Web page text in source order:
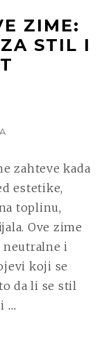
ZIME:
STIL I
OVE
ZIME:
KLJUČNI
ZA
STIL
I
zahteve kada
estetike,
toplinu,
Ove zime
i
koji se
da li se stil
…